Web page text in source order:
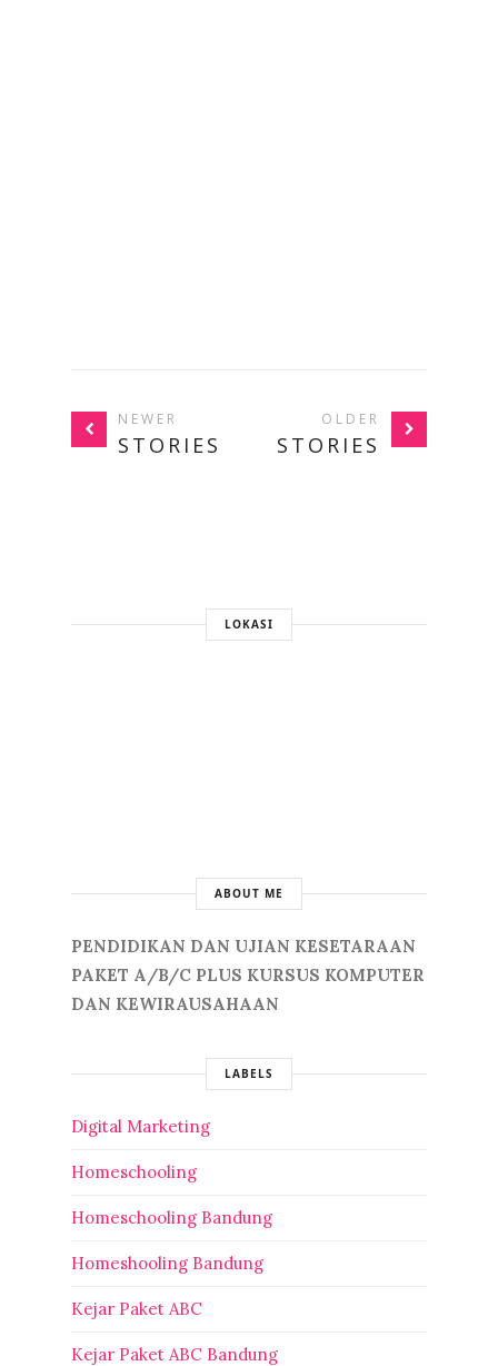
NEWER
STORIES
OLDER
STORIES
LOKASI
ABOUT ME
PENDIDIKAN DAN UJIAN KESETARAAN
PAKET A/B/C PLUS KURSUS KOMPUTER
DAN KEWIRAUSAHAAN
LABELS
Digital Marketing
Homeschooling
Homeschooling Bandung
Homeshooling Bandung
Kejar Paket ABC
Kejar Paket ABC Bandung